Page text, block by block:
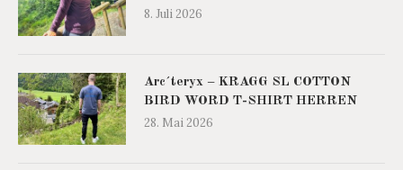
8. Juli 2026
Arc´teryx – KRAGG SL COTTON
BIRD WORD T-SHIRT HERREN
28. Mai 2026